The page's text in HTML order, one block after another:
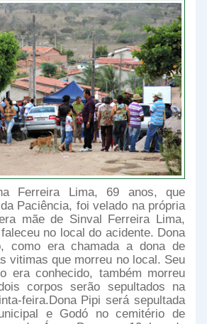
Ferreira Lima, 69 anos, que
Paciência, foi velado na própria
mãe de Sinval Ferreira Lima,
no local do acidente. Dona
como era chamada a dona de
vitimas que morreu no local. Seu
era conhecido, também morreu
corpos serão sepultados na
feira.Dona Pipi será sepultada
e Godó no cemitério de